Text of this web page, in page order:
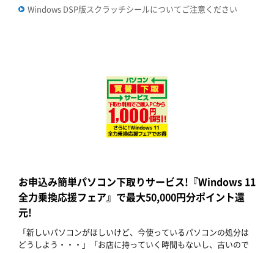
Windows DSP版スクラッチシールについてご注意ください
お申込み簡単パソコン下取りサービス!『Windows 11
全力乗換応援フェア』で最大50,000円分ポイント還
元!
「新しいパソコンがほしいけど、今使っているパソコンの処分は
どうしよう・・・」「お店に持っていく時間もないし、古いので